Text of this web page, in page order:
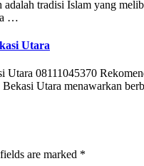
tradisi Islam yang
…
Utara
08111045370
Utara menawarkan
are marked *